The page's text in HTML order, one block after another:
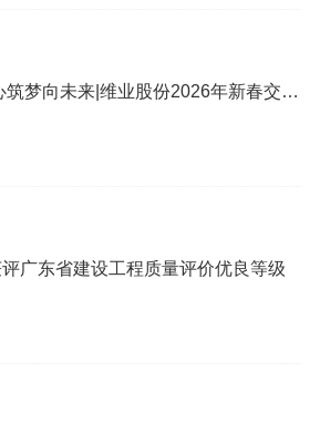
凝心聚力启新程 同心筑梦向未来|维业股份2026年新春交流会圆满召开
广东省建设工程质量评价优良等级